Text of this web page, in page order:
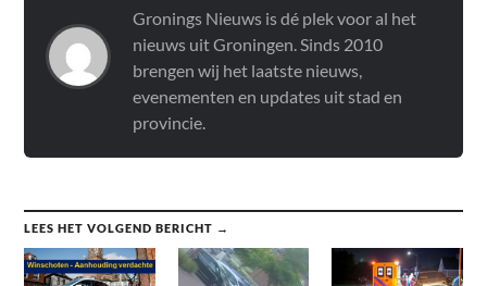
Gronings Nieuws is dé plek voor al het
nieuws uit Groningen. Sinds 2010
brengen wij het laatste nieuws,
evenementen en updates uit stad en
provincie.
LEES HET VOLGEND BERICHT →